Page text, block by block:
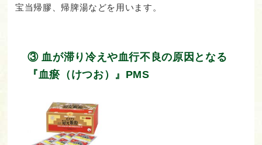
宝当帰膠、帰脾湯などを用います。
③ 血が滞り冷えや血行不良の原因となる
『血瘀（けつお）』PMS